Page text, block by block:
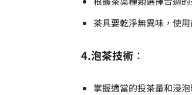
茶具要乾淨無異味，使
4.泡茶技術 ：
掌握適當的投茶量和浸